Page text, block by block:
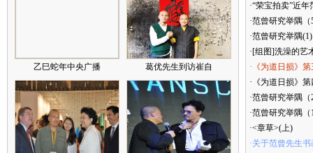
乙巳蛇年中央广播 葛优先生到访崔自
·“荣宝拍卖”近
·范曾研究举隅（
·范曾研究举隅(1)
·[组图]洗澡的艺
·《为道日损》
·《为道日损》
·范曾研究举隅（
·范曾研究举隅（
·<章草>(上)
·关于范曾先生